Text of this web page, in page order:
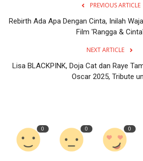
PREVIOUS ARTICLE
Rebirth Ada Apa Dengan Cinta, Inilah
Film 'Rangga & Cinta'
NEXT ARTICLE
Lisa BLACKPINK, Doja Cat dan Raye
Oscar 2025, Tribute
0 0 0